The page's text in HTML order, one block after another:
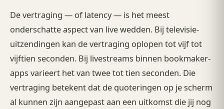
De vertraging — of latency — is het meest
onderschatte aspect van live wedden. Bij televisie-
uitzendingen kan de vertraging oplopen tot vijf tot
vijftien seconden. Bij livestreams binnen bookmaker-
apps varieert het van twee tot tien seconden. Die
vertraging betekent dat de quoteringen op je scherm
al kunnen zijn aangepast aan een uitkomst die jij nog